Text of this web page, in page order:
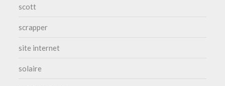
scott
scrapper
site internet
solaire